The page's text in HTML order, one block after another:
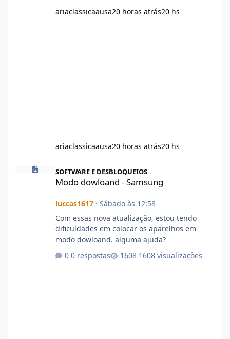
ariaclassicaausa20 horas atrás20 hs
ariaclassicaausa20 horas atrás20 hs
Modo dowloand - Samsung
SOFTWARE E DESBLOQUEIOS
Modo dowloand - Samsung
luccas1617· Sábado às 12:58
Com essas nova atualização, estou tendo
dificuldades em colocar os aparelhos em
modo dowloand. alguma ajuda?
0 respostas
1608 visualizações